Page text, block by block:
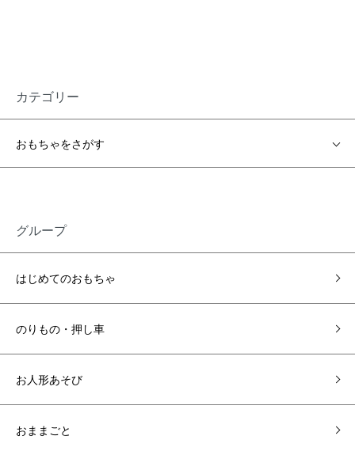
カテゴリー
おもちゃをさがす
グループ
はじめてのおもちゃ
のりもの・押し車
お人形あそび
おままごと